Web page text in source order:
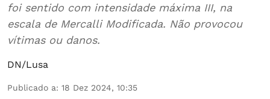
foi sentido com intensidade máxima III, na
escala de Mercalli Modificada. Não provocou
vítimas ou danos.
DN/Lusa
Publicado a: 18 Dez 2024, 10:35